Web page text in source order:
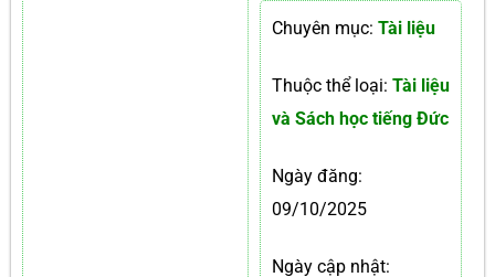
Chuyên mục: Tài liệu
Thuộc thể loại: Tài liệu
và Sách học tiếng Đức
Ngày đăng:
09/10/2025
Ngày cập nhật: